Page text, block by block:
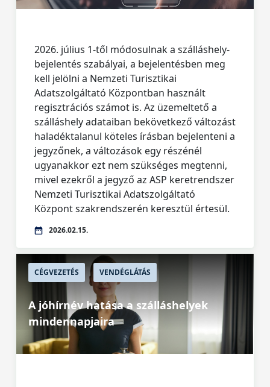
2026. július 1-től módosulnak a szálláshely-
bejelentés szabályai, a bejelentésben meg
kell jelölni a Nemzeti Turisztikai
Adatszolgáltató Központban használt
regisztrációs számot is. Az üzemeltető a
szálláshely adataiban bekövetkező változást
haladéktalanul köteles írásban bejelenteni a
jegyzőnek, a változások egy részénél
ugyanakkor ezt nem szükséges megtenni,
mivel ezekről a jegyző az ASP keretrendszer
Nemzeti Turisztikai Adatszolgáltató
Központ szakrendszerén keresztül értesül.
2026.02.15.
CÉGVEZETÉS VENDÉGLÁTÁS
A jóhírnév hatása a szálláshelyek
mindennapjaira